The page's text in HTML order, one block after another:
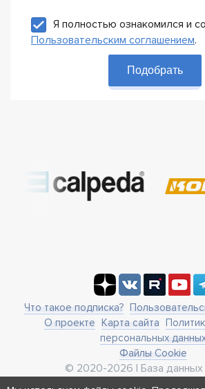
Я полностью ознакомился и
Пользовательским соглашением.
Подобрать
Что такое подписка?
О проекте Карта сайта
персональных
Файлы Cookie
© 2020-2026 | База данных